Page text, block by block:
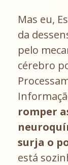
Mas eu,
da
pelo
cérebro
romper
surja o
está